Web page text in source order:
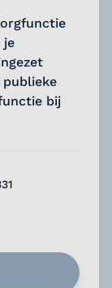
je
bij